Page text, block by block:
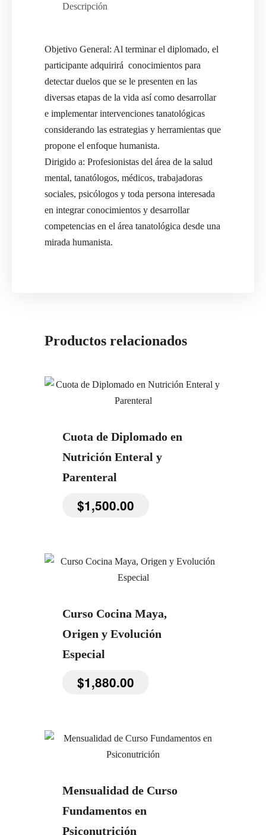
Descripción
Objetivo General: Al terminar el diplomado, el
participante adquirirá conocimientos para
detectar duelos que se le presenten en las
diversas etapas de la vida así como desarrollar
e implementar intervenciones tanatológicas
considerando las estrategias y herramientas que
propone el enfoque humanista.
Dirigido a: Profesionistas del área de la salud
mental, tanatólogos, médicos, trabajadoras
sociales, psicólogos y toda persona interesada
en integrar conocimientos y desarrollar
competencias en el área tanatológica desde una
mirada humanista.
Productos relacionados
Cuota de Diplomado en
Nutrición Enteral y
Parenteral
$1,500.00
Curso Cocina Maya,
Origen y Evolución
Especial
$1,880.00
Mensualidad de Curso
Fundamentos en
Psiconutrición